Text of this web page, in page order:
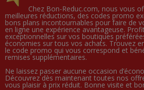
Chez Bon-Reduc.com, nous vous
meilleures réductions, des codes promo
bons plans incontournables pour faire de
en ligne une expérience avantageuse.
exceptionnelles sur vos boutiques
économies sur tous vos achats. Trouvez
le code promo qui vous correspond et
remises supplémentaires.
Ne laissez passer aucune occasion
Découvrez dès maintenant toutes nos
vous plaisir à prix réduit. Bonne visite et